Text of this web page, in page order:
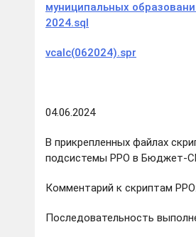
муниципальных
2024.sql
vcalc(062024).spr
04.06.2024
В прикрепленных файлах
подсистемы РРО в Бюджет-
Комментарий к
Последовательность